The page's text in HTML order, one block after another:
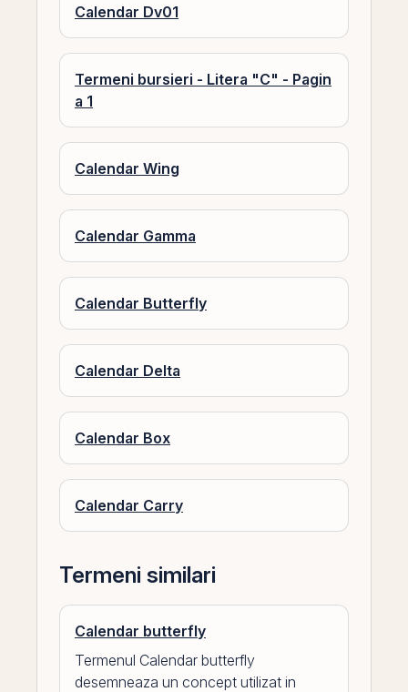
Calendar Dv01
Termeni bursieri - Litera "C" - Pagin
a 1
Calendar Wing
Calendar Gamma
Calendar Butterfly
Calendar Delta
Calendar Box
Calendar Carry
Termeni similari
Calendar butterfly
Termenul Calendar butterfly
desemneaza un concept utilizat in